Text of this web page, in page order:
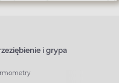
i grypa